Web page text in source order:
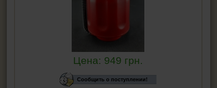
Цена: 949 грн.
Сообщить о поступлении!